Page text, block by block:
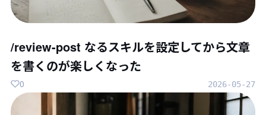
/review-post なるスキルを設定してから文章
を書くのが楽しくなった
2026-05-27
0